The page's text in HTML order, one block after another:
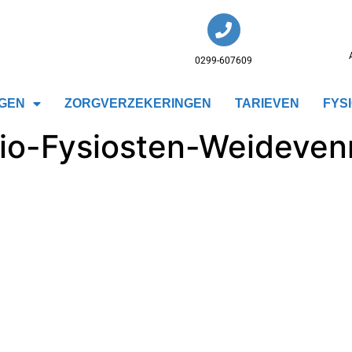
0299-607609
ZORGVERZEKERINGEN TARIEVEN
Fysiosten-